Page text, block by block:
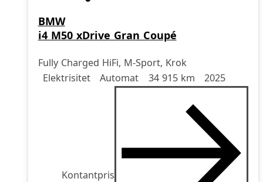
BMW
i4 M50 xDrive Gran Coupé
Fully Charged HiFi, M-Sport, Krok
Drivstoff
Elektrisitet
Girkasse Automat
Kjørelengde 34 915 km
årsmodell 2025
Kontantpris